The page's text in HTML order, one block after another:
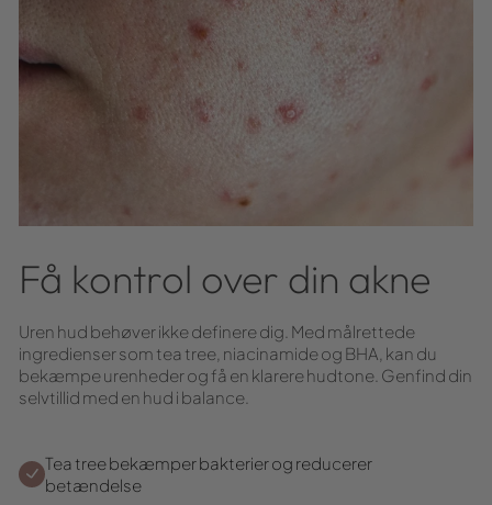
Få kontrol over din akne
Uren hud behøver ikke definere dig. Med målrettede
ingredienser som tea tree, niacinamide og BHA, kan du
bekæmpe urenheder og få en klarere hudtone. Genfind din
selvtillid med en hud i balance.
Tea tree bekæmper bakterier og reducerer
betændelse